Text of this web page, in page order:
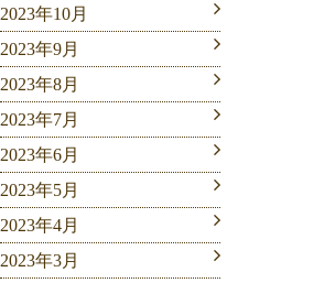
2023年10月
2023年9月
2023年8月
2023年7月
2023年6月
2023年5月
2023年4月
2023年3月